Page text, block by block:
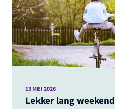
Lekker lang weekend
13 MEI 2026